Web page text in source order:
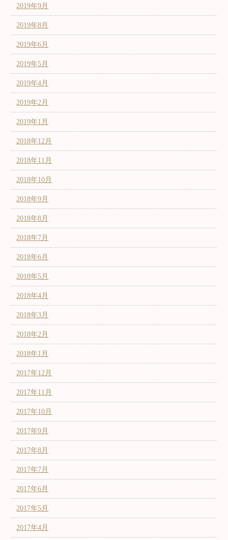
2019年9月
2019年8月
2019年6月
2019年5月
2019年4月
2019年2月
2019年1月
2018年12月
2018年11月
2018年10月
2018年9月
2018年8月
2018年7月
2018年6月
2018年5月
2018年4月
2018年3月
2018年2月
2018年1月
2017年12月
2017年11月
2017年10月
2017年9月
2017年8月
2017年7月
2017年6月
2017年5月
2017年4月